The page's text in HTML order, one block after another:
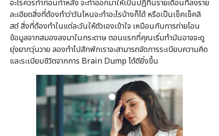
อะไรควรทำก่อนทำหลัง จะทำออกมาให้เป็นปฏิทินรายเดือนที่ลงราย
ละเอียดสิ่งที่ต้องทำว่าวันไหนจะทำอะไรบ้างก็ได้ หรือเป็นเช็คเช็คลิ
สต์ สิ่งที่ต้องทำในแต่ละวันให้ตัวเองเข้าใจ เหมือนกับการถ่ายโอน
ข้อมูลจากสมองลงมาในกระดาษ ตอนแรกที่คุณเริ่มทำมันอาจจะดู
ยุ่งยากวุ่นวาย ลองทำไปสักพักเราจะสามารถจัดการระเบียบความคิด
และระเบียบชีวิตจากการ Brain Dump ได้ดียิ่งขึ้น